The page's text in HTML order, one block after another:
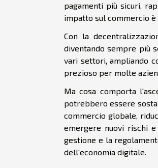
pagamenti più sicuri,
impatto sul commercio è
Con la
diventando sempre più
vari settori, ampliando
prezioso per molte
Ma cosa comporta
potrebbero essere
commercio globale,
emergere nuovi rischi
gestione e la
dell'economia digitale.